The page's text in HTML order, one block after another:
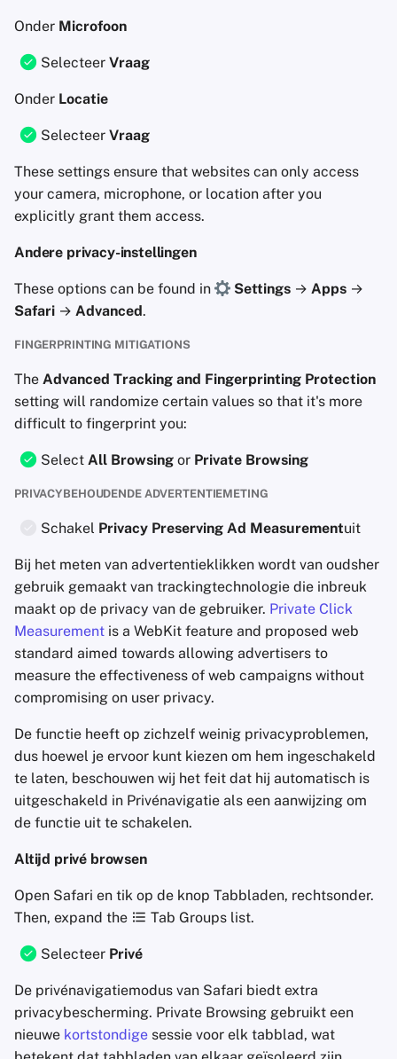
Onder Microfoon
Selecteer Vraag
Onder Locatie
Selecteer Vraag
These settings ensure that websites can only access
your camera, microphone, or location after you
explicitly grant them access.
Andere privacy-instellingen
These options can be found in Settings → Apps →
Safari → Advanced.
FINGERPRINTING MITIGATIONS
The Advanced Tracking and Fingerprinting Protection
setting will randomize certain values so that it's more
difficult to fingerprint you:
Select All Browsing or Private Browsing
PRIVACYBEHOUDENDE ADVERTENTIEMETING
Schakel Privacy Preserving Ad Measurementuit
Bij het meten van advertentieklikken wordt van oudsher
gebruik gemaakt van trackingtechnologie die inbreuk
maakt op de privacy van de gebruiker. Private Click
Measurement is a WebKit feature and proposed web
standard aimed towards allowing advertisers to
measure the effectiveness of web campaigns without
compromising on user privacy.
De functie heeft op zichzelf weinig privacyproblemen,
dus hoewel je ervoor kunt kiezen om hem ingeschakeld
te laten, beschouwen wij het feit dat hij automatisch is
uitgeschakeld in Privénavigatie als een aanwijzing om
de functie uit te schakelen.
Altijd privé browsen
Open Safari en tik op de knop Tabbladen, rechtsonder.
Then, expand the
Tab Groups list.
Selecteer Privé
De privénavigatiemodus van Safari biedt extra
privacybescherming. Private Browsing gebruikt een
nieuwe kortstondige sessie voor elk tabblad, wat